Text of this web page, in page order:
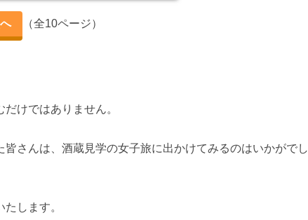
（全10ページ）
けではありません。
さんは、酒蔵見学の女子旅に出かけてみるのはいかがでし
します。